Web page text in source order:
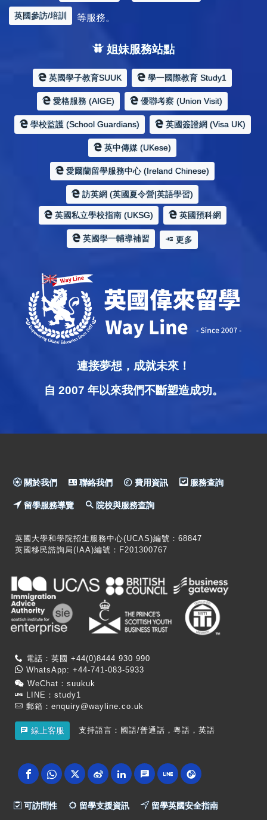
英國參訪/培訓 等服務。
姐妹服務站點
英國學子教育SUUK 學一國際教育 Study1
愛格服務 (AIGE) 優聯考察 (Union Visit)
學校監護 (School Guardians) 英國簽證網 (Visa UK)
英中傳媒 (UKese)
愛爾蘭留學服務中心 (Ireland Chinese)
訪英網 (英國夏令營|英語學習)
英國私立學校指南 (UKSG) 英國預科網
英國學一輔導補習 更多
連接夢想，成就未來！
自 2007 年以來我們不斷塑造成功。
關於我們 聯絡我們 費用資訊 服務查詢
留學服務導覽 院校與服務查詢
英國大學和學院招生服務中心(UCAS)編號：68847
英國移民諮詢局(IAA)編號：F201300767
電話：英國 +44(0)8444 930 990
WhatsApp: +44-741-083-5933
WeChat：suukuk
LINE：study1
郵箱： enquiry@wayline.co.uk
線上客服 支持語言：國語/普通話，粵語，英語
可訪問性 留學支援資訊 留學英國安全指南